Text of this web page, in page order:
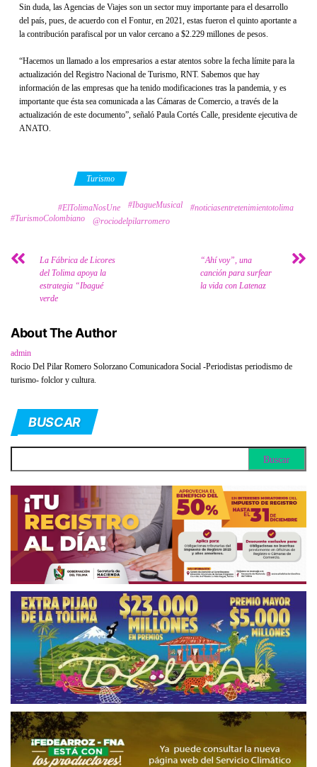
Sin duda, las Agencias de Viajes son un sector muy importante para el desarrollo
del país, pues, de acuerdo con el Fontur, en 2021, estas fueron el quinto aportante a
la contribución parafiscal por un valor cercano a $2.229 millones de pesos.
“Hacemos un llamado a los empresarios a estar atentos sobre la fecha límite para la
actualización del Registro Nacional de Turismo, RNT. Sabemos que hay
información de las empresas que ha tenido modificaciones tras la pandemia, y es
importante que ésta sea comunicada a las Cámaras de Comercio, a través de la
actualización de este documento”, señaló Paula Cortés Calle, presidente ejecutiva de
ANATO.
Turismo
#ElTolimaNosUne #IbagueMusical
#noticiasentretenimientotolima
#TurismoColombiano
@rociodelpilarromero
La Fábrica de Licores
del Tolima apoya la
estrategia “Ibagué
verde
“Ahí voy”, una
canción para surfear
la vida con Latenaz
About The Author
admin
Rocio Del Pilar Romero Solorzano Comunicadora Social -Periodistas periodismo de
turismo- folclor y cultura.
BUSCAR